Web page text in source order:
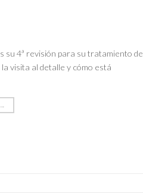
su 4ª revisión para su tratamiento de
visita al detalle y cómo está
→